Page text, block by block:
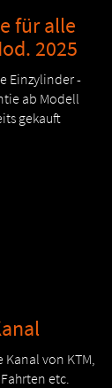
für alle
2025
Einzylinder -
ab Modell
gekauft
Kanal von KTM,
etc.